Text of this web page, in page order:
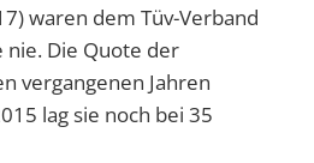
waren dem Tüv-Verband
nie. Die Quote der
vergangenen Jahren
lag sie noch bei 35